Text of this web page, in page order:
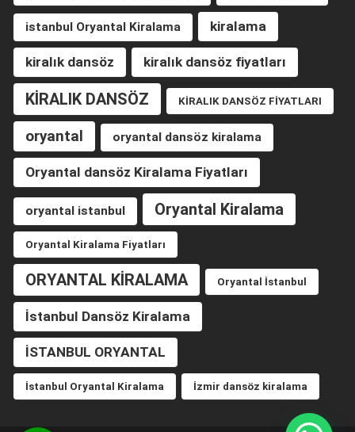
istanbul Oryantal Kiralama kiralama
kiralık dansöz kiralık dansöz fiyatları
KİRALIK DANSÖZ KİRALIK DANSÖZ FİYATLARI
oryantal oryantal dansöz kiralama
Oryantal dansöz Kiralama Fiyatları
oryantal istanbul Oryantal Kiralama
Oryantal Kiralama Fiyatları
ORYANTAL KİRALAMA Oryantal İstanbul
İstanbul Dansöz Kiralama
İSTANBUL ORYANTAL
İstanbul Oryantal Kiralama İzmir dansöz kiralama